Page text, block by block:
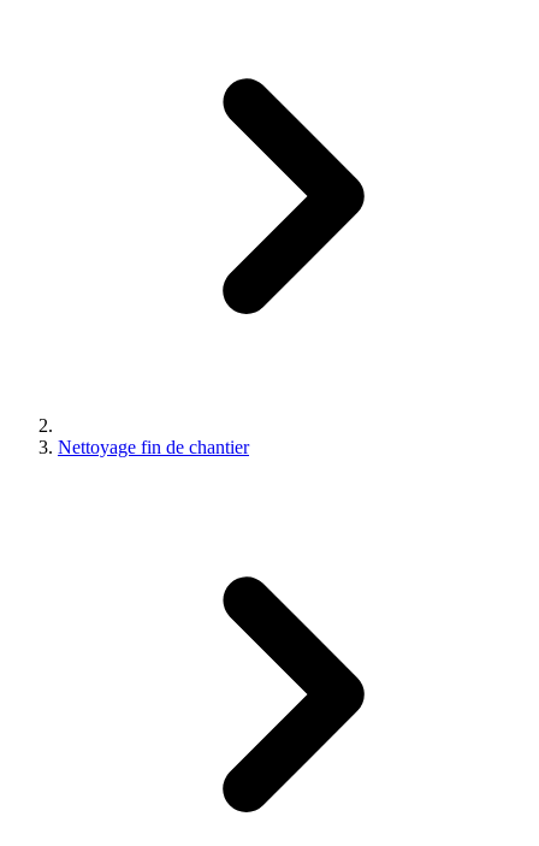
Nettoyage fin de chantier